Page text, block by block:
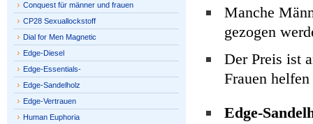
Manche
gezogen
Der Preis ist
Frauen helfen
Edge-
Conquest für männer und frauen
CP28 Sexuallockstoff
Dial for Men Magnetic
Edge-Diesel
Edge-Essentials-
Edge-Sandelholz
Edge-Vertrauen
Human Euphoria